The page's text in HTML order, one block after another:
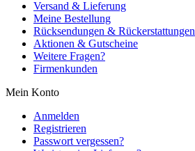
Versand & Lieferung
Meine Bestellung
Rücksendungen & Rückerstattungen
Aktionen & Gutscheine
Weitere Fragen?
Firmenkunden
Mein Konto
Anmelden
Registrieren
Passwort vergessen?